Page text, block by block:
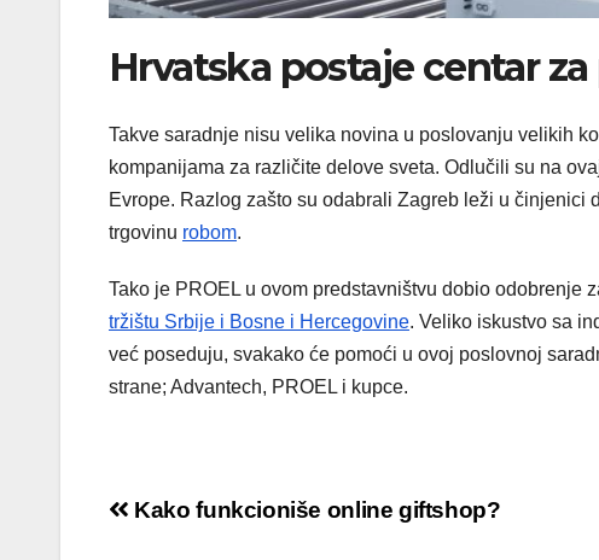
Hrvatska postaje centar
Takve saradnje nisu velika novina u poslovanju velikih
kompanijama za različite delove sveta. Odlučili su na
Evrope. Razlog zašto su odabrali Zagreb leži u
trgovinu robom.
Tako je PROEL u ovom predstavništvu dobio odobrenje
tržištu Srbije i Bosne i Hercegovine. Veliko iskustvo sa
već poseduju, svakako će pomoći u ovoj poslovnoj
strane; Advantech, PROEL i kupce.
Кретање
Kako funkcioniše online giftshop?